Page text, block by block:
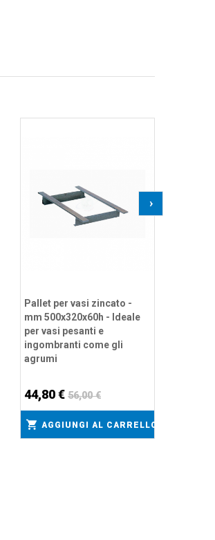
›
Pallet per vasi zincato -
mm 500x320x60h - Ideale
per vasi pesanti e
ingombranti come gli
agrumi
44,80 € 56,00 €
AGGIUNGI AL CARRELLO